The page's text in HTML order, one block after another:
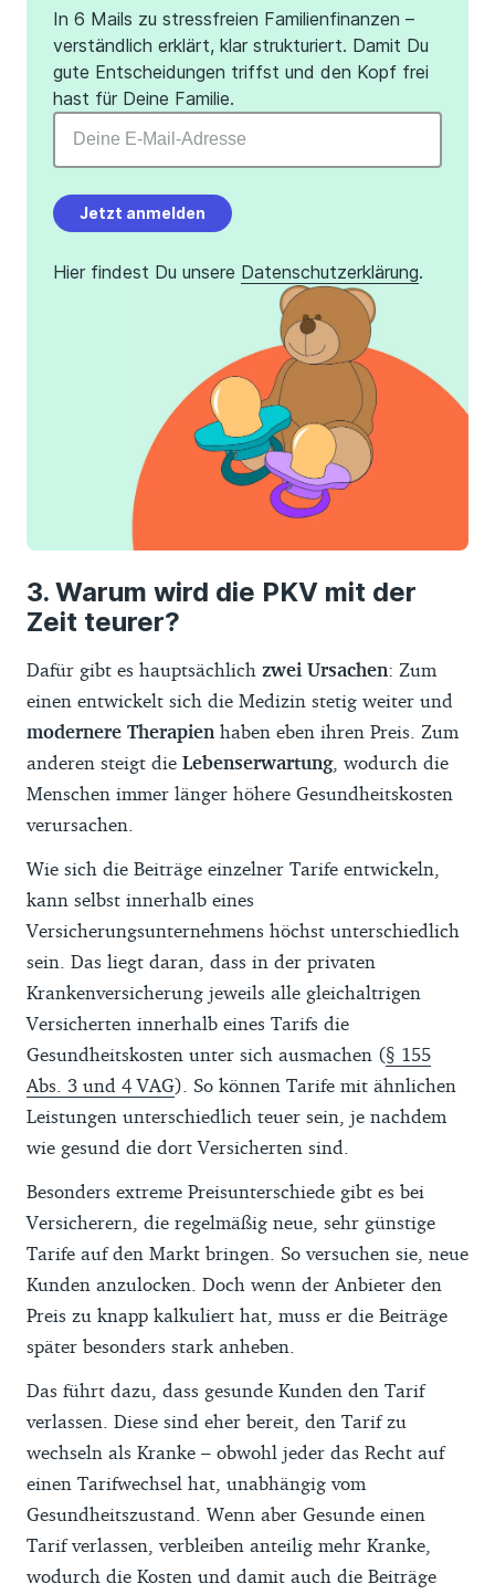
In 6 Mails zu stressfreien Familienfinanzen –
verständlich erklärt, klar strukturiert. Damit Du
gute Entscheidungen triffst und den Kopf frei
hast für Deine Familie.
Jetzt anmelden
Hier findest Du unsere Datenschutzerklärung.
Warum wird die PKV mit der
Zeit teurer?
Dafür gibt es hauptsächlich zwei Ursachen: Zum
einen entwickelt sich die Medizin stetig weiter und
modernere Therapien haben eben ihren Preis. Zum
anderen steigt die Lebenserwartung, wodurch die
Menschen immer länger höhere Gesundheitskosten
verursachen.
Wie sich die Beiträge einzelner Tarife entwickeln,
kann selbst innerhalb eines
Versicherungsunternehmens höchst unterschiedlich
sein. Das liegt daran, dass in der privaten
Krankenversicherung jeweils alle gleichaltrigen
Versicherten innerhalb eines Tarifs die
Gesundheitskosten unter sich ausmachen (§ 155
Abs. 3 und 4 VAG). So können Tarife mit ähnlichen
Leistungen unterschiedlich teuer sein, je nachdem
wie gesund die dort Versicherten sind.
Besonders extreme Preisunterschiede gibt es bei
Versicherern, die regelmäßig neue, sehr günstige
Tarife auf den Markt bringen. So versuchen sie, neue
Kunden anzulocken. Doch wenn der Anbieter den
Preis zu knapp kalkuliert hat, muss er die Beiträge
später besonders stark anheben.
Das führt dazu, dass gesunde Kunden den Tarif
verlassen. Diese sind eher bereit, den Tarif zu
wechseln als Kranke – obwohl jeder das Recht auf
einen Tarifwechsel hat, unabhängig vom
Gesundheitszustand. Wenn aber Gesunde einen
Tarif verlassen, verbleiben anteilig mehr Kranke,
wodurch die Kosten und damit auch die Beiträge